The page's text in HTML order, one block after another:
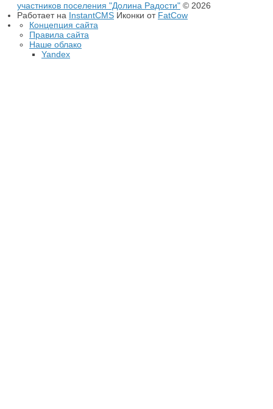
участников поселения "Долина Радости" © 2026
Работает на InstantCMS Иконки от FatCow
Концепция сайта
Правила сайта
Наше облако
Yandex